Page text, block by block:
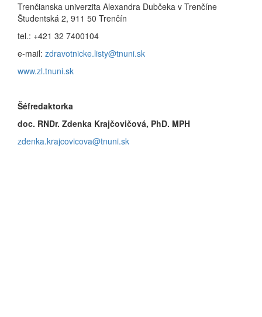
Trenčianska univerzita Alexandra Dubčeka v Trenčíne
Študentská 2, 911 50 Trenčín
tel.: +421 32 7400104
e-mail: zdravotnicke.listy@tnuni.sk
www.zl.tnuni.sk
Šéfredaktorka
doc. RNDr. Zdenka Krajčovičová, PhD. MPH
zdenka.krajcovicova@tnuni.sk